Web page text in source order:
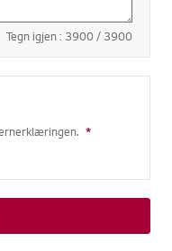
Tegn igjen : 3900/ 3900
*